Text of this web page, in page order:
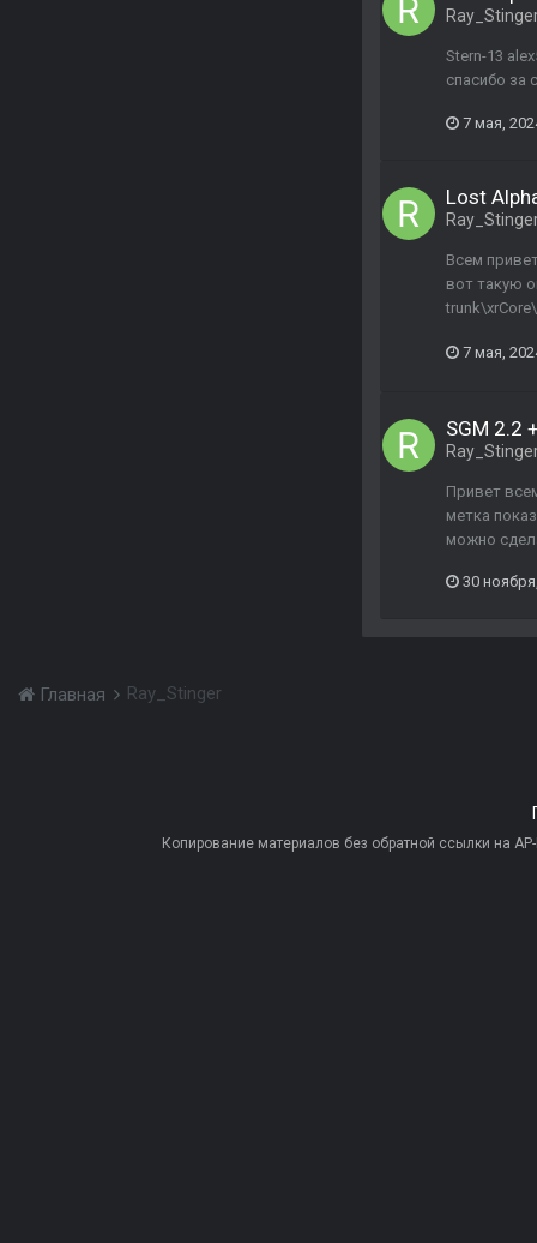
Stern-13
спасибо за
7 мая,
Lost
Всем
вот такую
7 мая,
SGM 2.2
Привет
метка
можно
30
Главная Ray_Stinger
Копирование материалов без обратной ссылки на